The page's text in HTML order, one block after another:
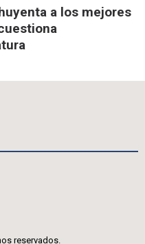
a los mejores
reservados.